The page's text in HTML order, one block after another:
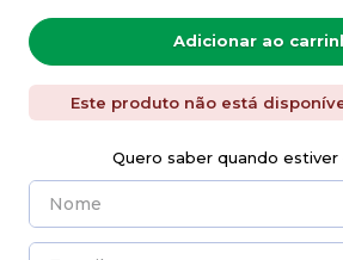
Adicionar ao
Este produto não está
Quero saber quando estiver